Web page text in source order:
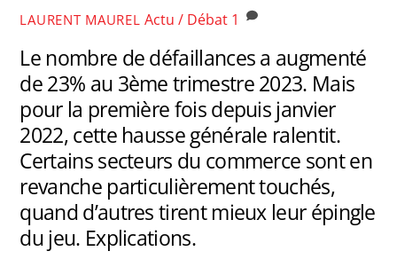
LAURENT MAUREL Actu / Débat 1
Le nombre de défaillances a augmenté
de 23% au 3ème trimestre 2023. Mais
pour la première fois depuis janvier
2022, cette hausse générale ralentit.
Certains secteurs du commerce sont en
revanche particulièrement touchés,
quand d’autres tirent mieux leur épingle
du jeu. Explications.